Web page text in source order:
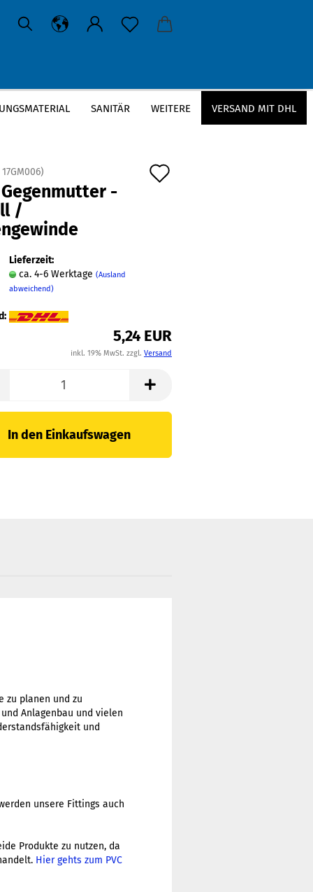
SANITÄR VERSAND MIT DHL
WEITERE
17GM006)
Gegenmutter -
/
Lieferzeit:
ca. 4-6 Werktage (Ausland
abweichend)
5,24 EUR
inkl. 19% MwSt. zzgl. Versand
In den Einkaufswagen
zu planen und zu
Anlagenbau und vielen
und
unsere Fittings auch
Produkte zu nutzen, da
Hier gehts zum PVC